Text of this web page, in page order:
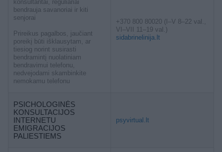
konsultantai, reguliariai
bendrauja savanoriai ir kiti
senjorai
Prireikus pagalbos, jaučiant
poreikį būti išklausytam, ar
tiesiog norint susirasti
bendramintį nuolatiniam
bendravimui telefonu,
nedvejodami skambinkite
nemokamu telefonu
+370 800 80020 (I–V 8–22 val.,
VI–VII 11–19 val.)
sidabrinelinija.lt
PSICHOLOGINĖS
KONSULTACIJOS
INTERNETU
EMIGRACIJOS
PALIESTIEMS
psyvirtual.lt